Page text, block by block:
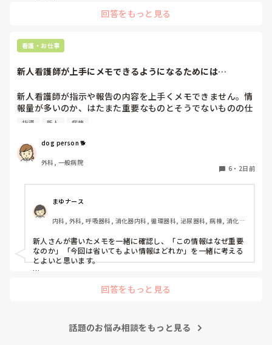
棟に居続けることは不可能なので、
異動の声がかかる前に眼科クリニックに転職しました。
至る、という感じです。
回答をもっと見る
看護・お仕事
新人看護師が上手にメモできるようになるためには…
新人看護師が指示や報告の内容を上手くメモできません。情
報量が多いのか、はたまた重要なものとそうでないものの仕
分けができないのか…  肝心な事柄を逃してしまいます。何
示・報告するよう皆で努力しています。
指導 新人 病棟
dog person 🐕
外科, 一般病院
6 ・ 2日前
まゆナース
内科, 外科, 呼吸器科, 消化器内科, 循環器科, 泌尿器科, 病棟, 消化器
新人さんが書いたメモを一緒に確認し、「この情報はなぜ重要
なのか」「今回は省いてもよい情報はどれか」を一緒に考える
とよいと思います。
的に照らして振り返ることで、重要度を判断する力が少しずつ
回答をもっと見る
話題のお悩み相談をもっと見る